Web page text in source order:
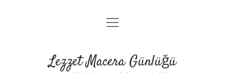
Anasayfa
menüyü
Lezzet Macera Günlüğü